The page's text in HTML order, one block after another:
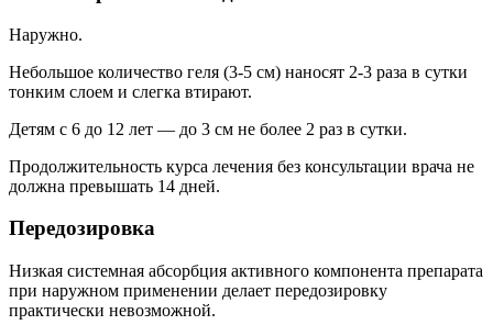
Наружно.
Небольшое количество геля (3-5 см) наносят 2-3 раза в сутки
тонким слоем и слегка втирают.
Детям с 6 до 12 лет — до 3 см не более 2 раз в сутки.
Продолжительность курса лечения без консультации врача не
должна превышать 14 дней.
Передозировка
Низкая системная абсорбция активного компонента препарата
при наружном применении делает передозировку
практически невозможной.